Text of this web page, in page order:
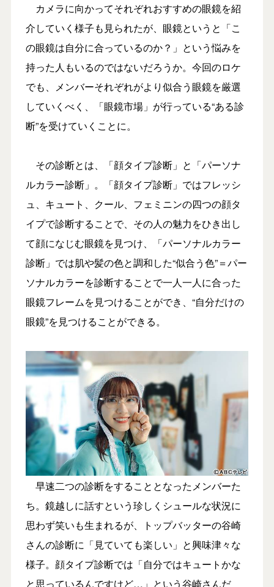
カメラに向かってそれぞれおすすめの眼鏡を紹
介していく様子も見られたが、眼鏡というと「こ
の眼鏡は自分に合っているのか？」という悩みを
持った人もいるのではないだろうか。今回のロケ
でも、メンバーそれぞれがより似合う眼鏡を厳選
していくべく、「眼鏡市場」が行っている“ある診
断”を受けていくことに。
その診断とは、「顔タイプ診断」と「パーソナ
ルカラー診断」。「顔タイプ診断」ではフレッシ
ュ、キュート、クール、フェミニンの四つの顔タ
イプで診断することで、その人の魅力をひき出し
て顔になじむ眼鏡を見つけ、「パーソナルカラー
診断」では肌や髪の色と調和した“似合う色”＝パー
ソナルカラーを診断することで一人一人に合った
眼鏡フレームを見つけることができ、“自分だけの
眼鏡”を見つけることができる。
早速二つの診断をすることとなったメンバーた
ち。鏡越しに話すという珍しくシュールな状況に
思わず笑いも生まれるが、トップバッターの谷崎
さんの診断に「見ていても楽しい」と興味津々な
様子。顔タイプ診断では「自分ではキュートかな
と思っているんですけど…」という谷崎さんだ